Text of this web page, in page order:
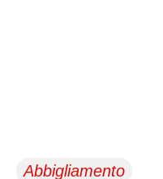
Abbigliamento